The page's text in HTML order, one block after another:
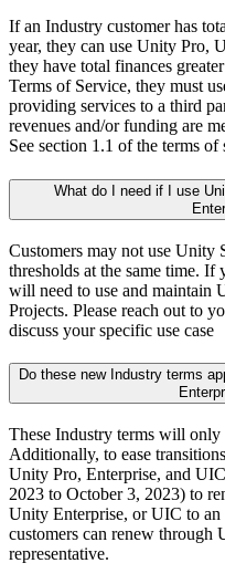
If an Industry customer has
year, they can use Unity Pro,
they have total finances
Terms of Service, they must
providing services to a third
revenues and/or funding are
See section 1.1 of the terms
What do I need if I use
Customers may not use
thresholds at the same time. If
will need to use and maintain
Projects. Please reach out to
discuss your specific use case
Do these new Industry terms
These Industry terms will only
Additionally, to ease
Unity Pro, Enterprise, and
2023 to October 3, 2023) to
Unity Enterprise, or UIC to
customers can renew through
representative.